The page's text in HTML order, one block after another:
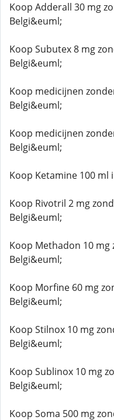
Koop Adderall 30 mg
Belgi&euml;
Koop Subutex 8 mg
Belgi&euml;
Koop medicijnen
Belgi&euml;
Koop medicijnen
Belgi&euml;
Koop Ketamine 100 ml
Koop Rivotril 2 mg
Belgi&euml;
Koop Methadon 10
Belgi&euml;
Koop Morfine 60 mg
Belgi&euml;
Koop Stilnox 10 mg
Belgi&euml;
Koop Sublinox 10 mg
Belgi&euml;
Koop Soma 500 mg